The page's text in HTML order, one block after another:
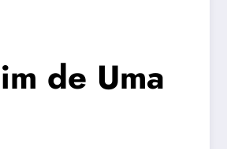
de Uma